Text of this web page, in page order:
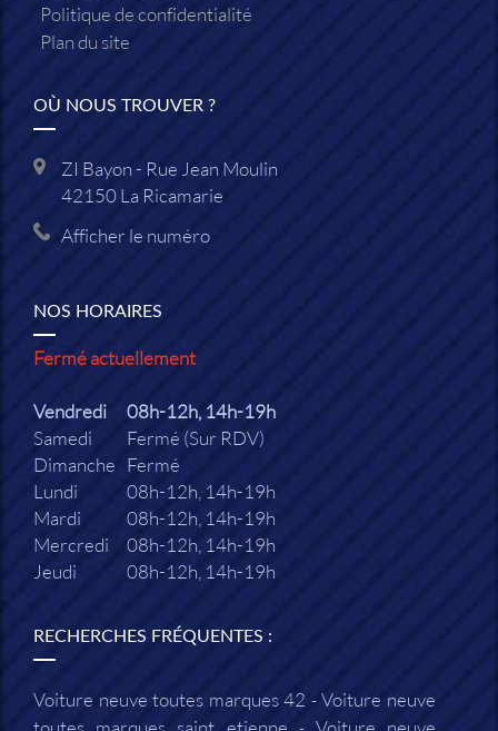
Politique de confidentialité
Plan du site
OÙ NOUS TROUVER ?
ZI Bayon - Rue Jean Moulin
42150La Ricamarie
Afficher le numéro
NOS HORAIRES
Fermé actuellement
Vendredi
08h-12h, 14h-19h
Samedi
Fermé (Sur RDV)
Dimanche Fermé
Lundi
08h-12h, 14h-19h
Mardi
08h-12h, 14h-19h
Mercredi
08h-12h, 14h-19h
Jeudi
08h-12h, 14h-19h
RECHERCHES FRÉQUENTES :
Voiture neuve toutes marques 42
Voiture neuve